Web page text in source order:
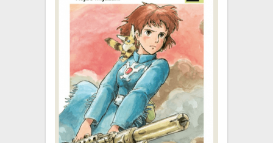
XZONE KLUB